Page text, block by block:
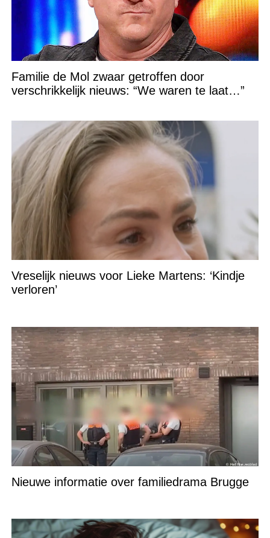
Familie de Mol zwaar getroffen door
verschrikkelijk nieuws: “We waren te laat…”
Vreselijk nieuws voor Lieke Martens: ‘Kindje
verloren’
Nieuwe informatie over familiedrama Brugge